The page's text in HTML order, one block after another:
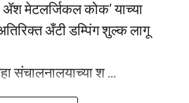
ॲश मेटलर्जिकल कोक’ याच्या
अँटी डम्पिंग शुल्क लागू
संचालनालयाच्या श ...